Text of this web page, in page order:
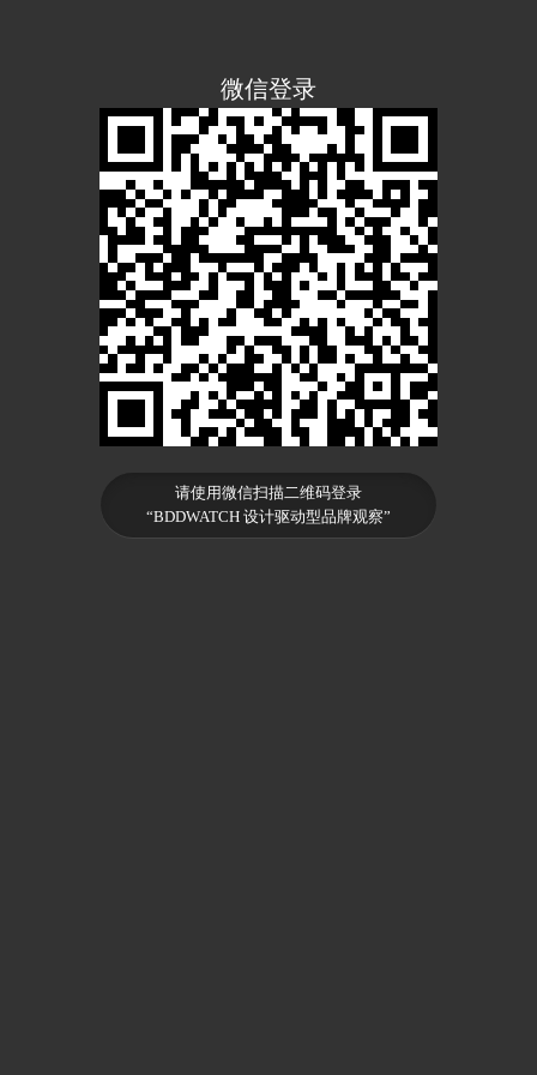
微信登录
请使用微信扫描二维码登录
“BDDWATCH 设计驱动型品牌观察”